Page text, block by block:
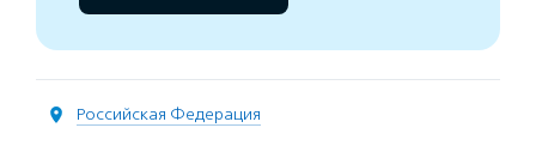
Российская Федерация